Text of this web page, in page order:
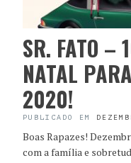
SR. FATO –
NATAL
2020!
PUBLICADO EM
Boas Rapazes!
com a família e